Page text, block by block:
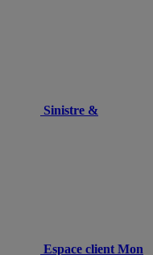
Sinistre &
Espace client Mon